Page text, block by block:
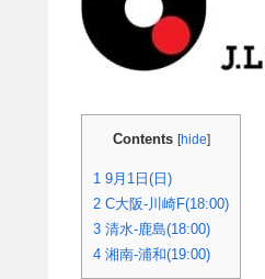
Contents [hide]
1 9月1日(日)
2 C大阪-川崎F(18:00)
3 清水-鹿島(18:00)
4 湘南-浦和(19:00)